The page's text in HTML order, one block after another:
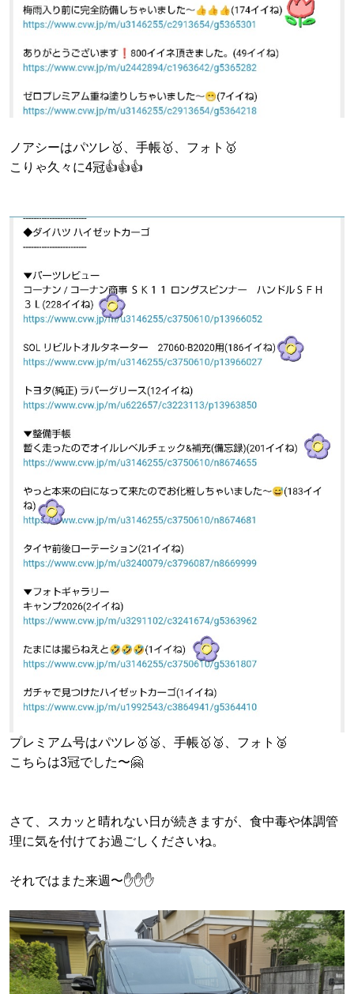
ノアシーはパツレ🥇、手帳🥇、フォト🥇
こりゃ久々に4冠👍👍👍
プレミアム号はパツレ🥇🥈、手帳🥇🥈、フォト🥈
こちらは3冠でした〜🤗
さて、スカッと晴れない日が続きますが、食中毒や体調管
理に気を付けてお過ごしくださいね。
それではまた来週〜✋✋✋